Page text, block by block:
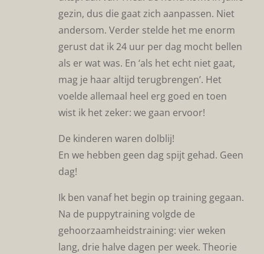
gezin, dus die gaat zich aanpassen. Niet
andersom. Verder stelde het me enorm
gerust dat ik 24 uur per dag mocht bellen
als er wat was. En ‘als het echt niet gaat,
mag je haar altijd terugbrengen’. Het
voelde allemaal heel erg goed en toen
wist ik het zeker: we gaan ervoor!
De kinderen waren dolblij!
En we hebben geen dag spijt gehad. Geen
dag!
Ik ben vanaf het begin op training gegaan.
Na de puppytraining volgde de
gehoorzaamheidstraining: vier weken
lang, drie halve dagen per week. Theorie